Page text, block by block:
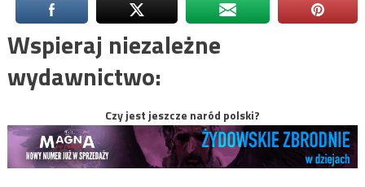
Wspieraj niezależne
wydawnictwo:
Czy jest jeszcze naród polski?